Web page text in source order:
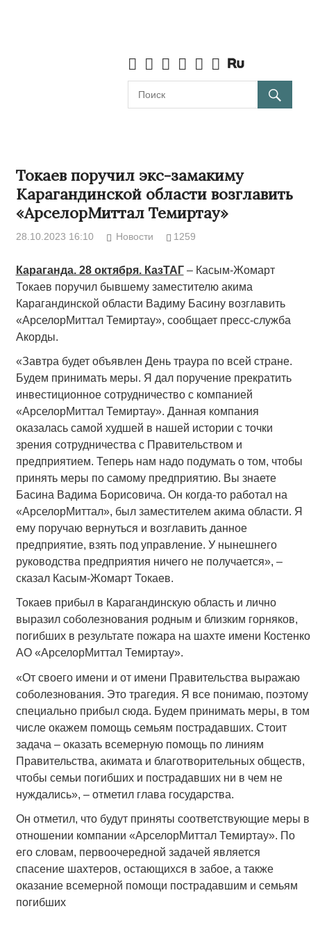
Токаев поручил экс-замакиму
Карагандинской области возглавить
«АрселорМиттал Темиртау»
28.10.2023 16:10 Новости 1259
Караганда. 28 октября. КазТАГ– Касым-Жомарт
Токаев поручил бывшему заместителю акима
Карагандинской области Вадиму Басину возглавить
«АрселорМиттал Темиртау», сообщает пресс-служба
Акорды.
«Завтра будет объявлен День траура по всей стране.
Будем принимать меры. Я дал поручение прекратить
инвестиционное сотрудничество с компанией
«АрселорМиттал Темиртау». Данная компания
оказалась самой худшей в нашей истории с точки
зрения сотрудничества с Правительством и
предприятием. Теперь нам надо подумать о том, чтобы
принять меры по самому предприятию. Вы знаете
Басина Вадима Борисовича. Он когда-то работал на
«АрселорМиттал», был заместителем акима области. Я
ему поручаю вернуться и возглавить данное
предприятие, взять под управление. У нынешнего
руководства предприятия ничего не получается», –
сказал Касым-Жомарт Токаев.
Токаев прибыл в Карагандинскую область и лично
выразил соболезнования родным и близким горняков,
погибших в результате пожара на шахте имени Костенко
АО «АрселорМиттал Темиртау».
«От своего имени и от имени Правительства выражаю
соболезнования. Это трагедия. Я все понимаю, поэтому
специально прибыл сюда. Будем принимать меры, в том
числе окажем помощь семьям пострадавших. Стоит
задача – оказать всемерную помощь по линиям
Правительства, акимата и благотворительных обществ,
чтобы семьи погибших и пострадавших ни в чем не
нуждались», – отметил глава государства.
Он отметил, что будут приняты соответствующие меры в
отношении компании «АрселорМиттал Темиртау». По
его словам, первоочередной задачей является
спасение шахтеров, остающихся в забое, а также
оказание всемерной помощи пострадавшим и семьям
погибших